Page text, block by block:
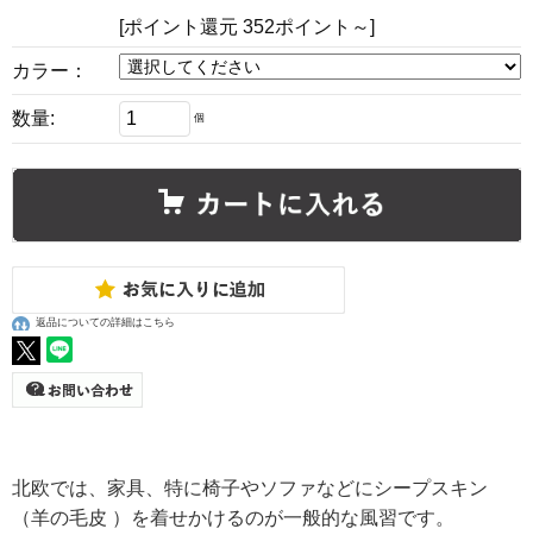
[ポイント還元 352ポイント～]
カラー：
数量: 個
返品についての詳細はこちら
北欧では、家具、特に椅子やソファなどにシープスキン
（羊の毛皮 ）を着せかけるのが一般的な風習です。